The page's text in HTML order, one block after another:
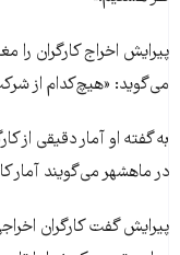
پیرایش اخراج کارگران را
می‌گوید: «هیچ‌کدام از
به گفته او آمار دقیقی از
در ماهشهر می‌گویند آمار
پیرایش گفت کارگران